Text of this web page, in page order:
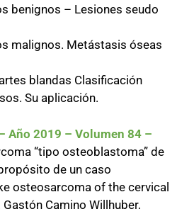
benignos – Lesiones seudo
malignos. Metástasis óseas
blandas Clasificación
Su aplicación.
Año 2019 – Volumen 84 –
“tipo osteoblastoma” de
de un caso
osteosarcoma of the cervical
Camino Willhuber,